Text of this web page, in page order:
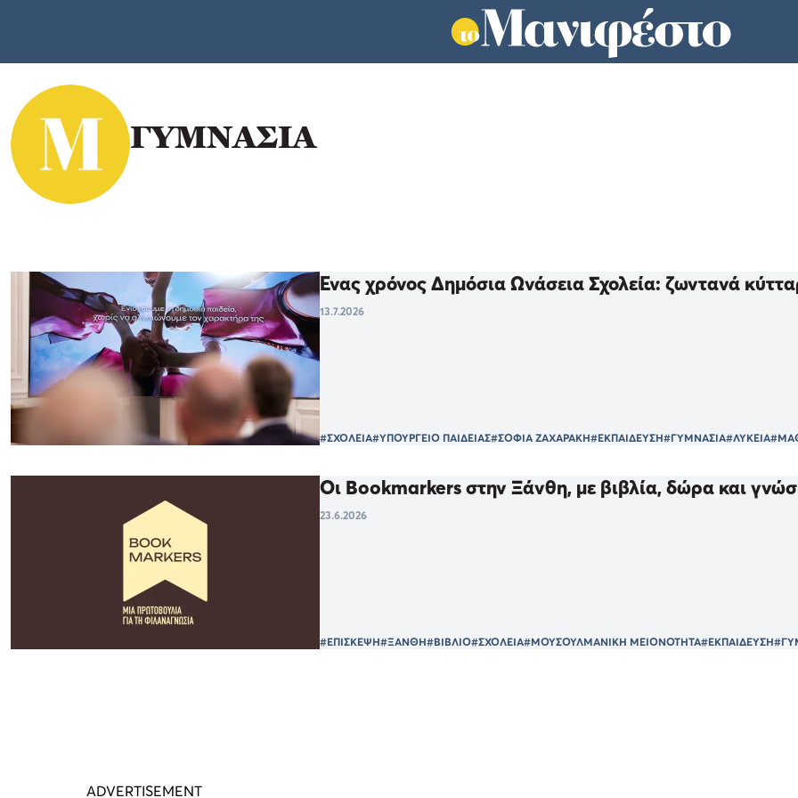
ΓΥΜΝΑΣΙΑ
Ένας χρόνος Δημόσια Ωνάσεια Σχολεία: ζωντανά
13.7.2026
#ΣΧΟΛΕΙΑ#ΥΠΟΥΡΓΕΙΟ ΠΑΙΔΕΙΑΣ#ΣΟΦΙΑ ΖΑΧΑΡΑΚΗ#ΕΚΠΑΙΔΕΥΣΗ#ΓΥΜΝΑΣΙΑ#ΛΥΚΕΙΑ
Οι Bookmarkers στην Ξάνθη, με βιβλία, δώρα και
23.6.2026
#ΕΠΙΣΚΕΨΗ#ΞΑΝΘΗ#ΒΙΒΛΙΟ#ΣΧΟΛΕΙΑ#ΜΟΥΣΟΥΛΜΑΝΙΚΗ ΜΕΙΟΝΟΤΗΤΑ#ΕΚΠΑΙΔΕΥΣΗ